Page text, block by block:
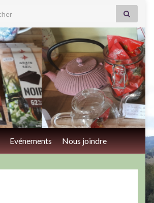
Evénements Nous joindre